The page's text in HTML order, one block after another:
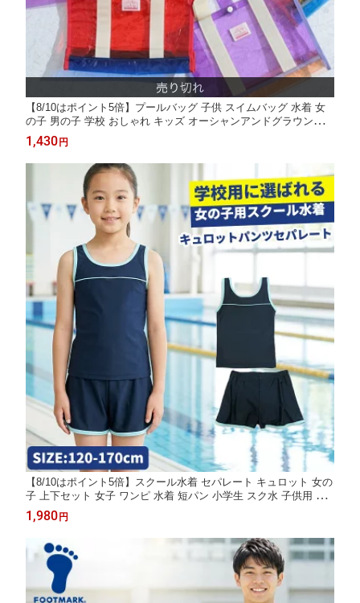
【8/10はポイント5倍】プールバッグ 子供 スイムバッグ 水着 女
の子 男の子 学校 おしゃれ キッズ オーシャンアンドグラウンド
OAHU ocean＆ground オーシャン＆グラウンド 水泳 小学生 幼稚
園 保育園 水泳バッグ スイミング ビニールバッグ 1515801
1,430円
【8/10はポイント5倍】スクール水着 セパレート キュロット 女の
子 上下セット 女子 ワンピ 水着 短パン 小学生 スク水 子供用 学
校用 120 130 140 150 160 170 学校 水泳 授業用 幼児 女子 86576
0 小学校
1,980円